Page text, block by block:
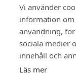
Vi använder
information om
användning,
sociala medier
innehåll och
Läs mer